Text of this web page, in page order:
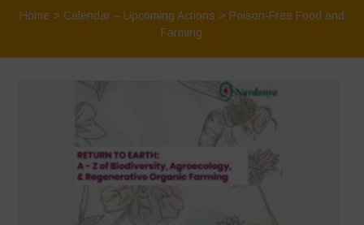
Home > Calendar – Upcoming Actions > Poison-Free Food and
Farming